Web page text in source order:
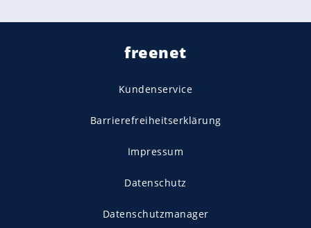
freenet
Kundenservice
Barrierefreiheitserklärung
Impressum
Datenschutz
Datenschutzmanager